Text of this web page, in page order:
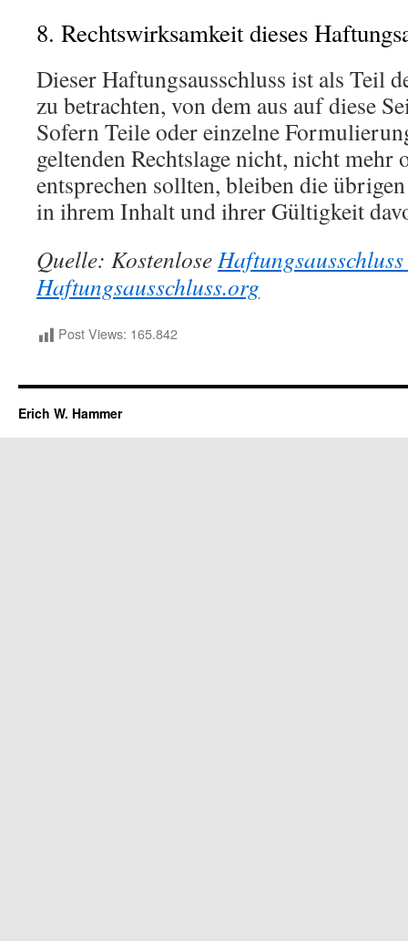
8. Rechtswirksamkeit dieses
Dieser Haftungsausschluss ist als Teil
zu betrachten, von dem aus auf diese
Sofern Teile oder einzelne
geltenden Rechtslage nicht, nicht
entsprechen sollten, bleiben die
in ihrem Inhalt und ihrer Gültigkeit
Quelle: Kostenlose
Haftungsausschluss.org
Post Views: 165.842
Erich W. Hammer